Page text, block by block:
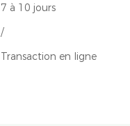
7 à 10 jours
/
Transaction en ligne